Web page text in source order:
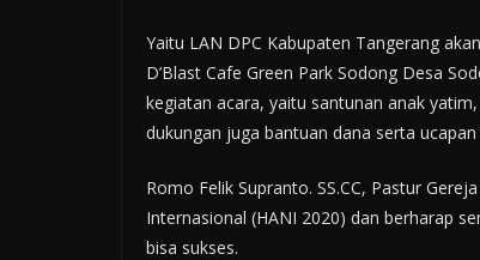
Yaitu LAN DPC Kabupaten Tangerang
D’Blast Cafe Green Park Sodong Desa
kegiatan acara, yaitu santunan anak
dukungan juga bantuan dana serta
Romo Felik Supranto. SS.CC, Pastur
Internasional (HANI 2020) dan berharap
bisa sukses.